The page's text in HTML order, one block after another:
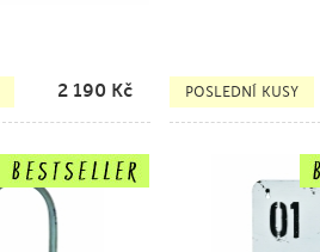
2 190 Kč POSLEDNÍ KUSY